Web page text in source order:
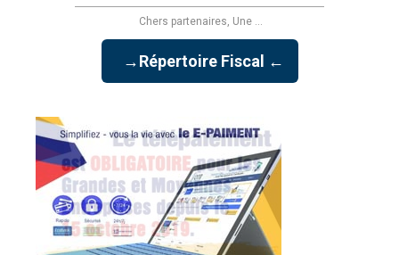
Chers partenaires, Une ...
→Répertoire Fiscal ←